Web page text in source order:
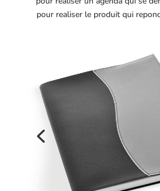
pour realiser le produit qui